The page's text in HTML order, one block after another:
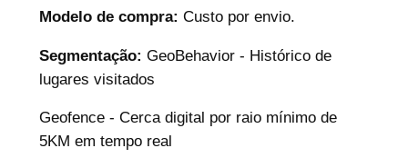
Modelo de compra: Custo por envio.
Segmentação: GeoBehavior - Histórico de
lugares visitados
Geofence - Cerca digital por raio mínimo de
5KM em tempo real